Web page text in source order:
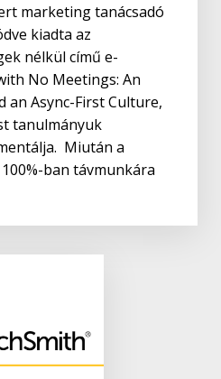
marketing tanácsadó
kiadta az
nélkül című e-
No Meetings: An
an Async-First Culture,
tanulmányuk
Miután a
ban távmunkára